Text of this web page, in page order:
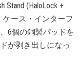
Stand (HaloLock +
ケース・インターフ
6個の銅製パッドを
が剥き出しになっ